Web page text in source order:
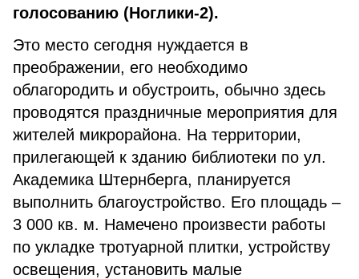
голосованию (Ноглики-2).
Это место сегодня нуждается в
преображении, его необходимо
облагородить и обустроить, обычно здесь
проводятся праздничные мероприятия для
жителей микрорайона. На территории,
прилегающей к зданию библиотеки по ул.
Академика Штернберга, планируется
выполнить благоустройство. Его площадь –
3 000 кв. м. Намечено произвести работы
по укладке тротуарной плитки, устройству
освещения, установить малые